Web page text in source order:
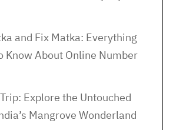
and Fix Matka: Everything
Know About Online Number
Explore the Untouched
Mangrove Wonderland